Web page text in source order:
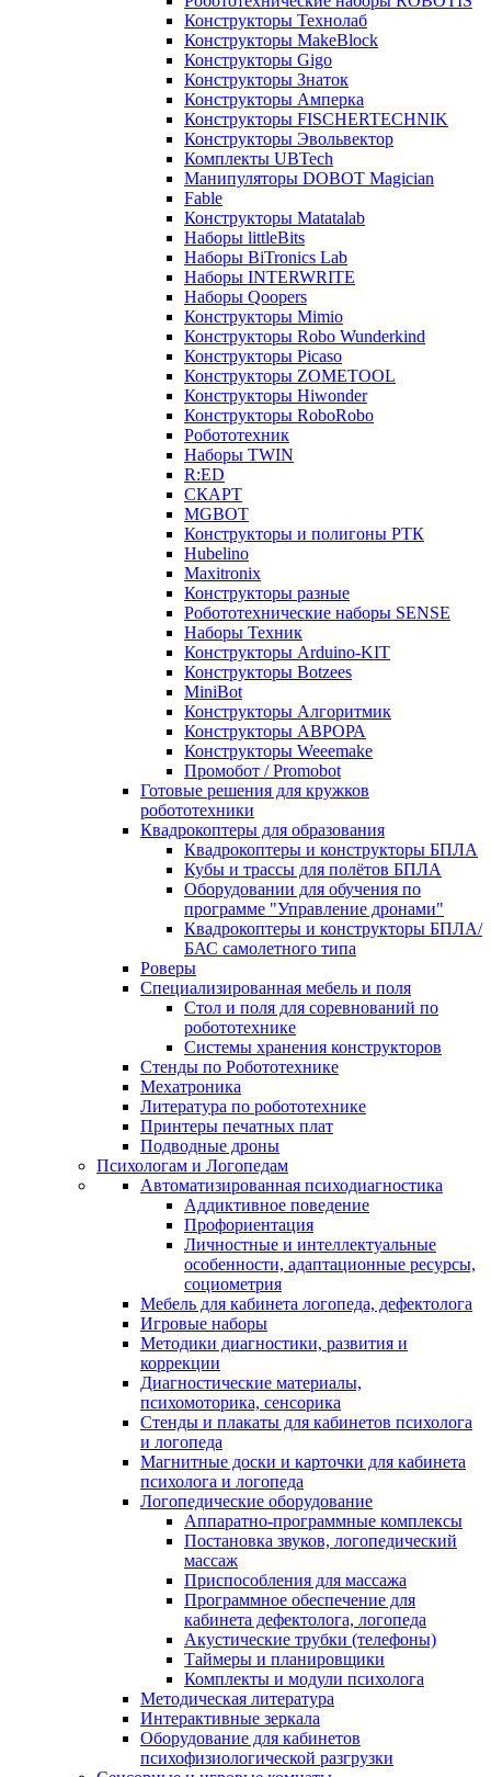
Конструкторы Технолаб
Конструкторы MakeBlock
Конструкторы Gigo
Конструкторы Знаток
Конструкторы Амперка
Конструкторы FISCHERTECHNIK
Конструкторы Эвольвектор
Комплекты UBTech
Манипуляторы DOBOT Magician
Fable
Конструкторы Matatalab
Наборы littleBits
Наборы BiTronics Lab
Наборы INTERWRITE
Наборы Qoopers
Конструкторы Mimio
Конструкторы Robo Wunderkind
Конструкторы Picaso
Конструкторы ZOMETOOL
Конструкторы Hiwonder
Конструкторы RoboRobo
Робототехник
Наборы TWIN
R:ED
СКАРТ
MGBOT
Конструкторы и полигоны РТК
Hubelino
Maxitronix
Конструкторы разные
Робототехнические наборы SENSE
Наборы Техник
Конструкторы Arduino-KIT
Конструкторы Botzees
MiniBot
Конструкторы Алгоритмик
Конструкторы АВРОРА
Конструкторы Weeemake
Промобот / Promobot
Готовые решения для кружков
робототехники
Квадрокоптеры для образования
Квадрокоптеры и конструкторы БПЛА
Кубы и трассы для полётов БПЛА
Оборудовании для обучения по
программе "Управление дронами"
Квадрокоптеры и конструкторы БПЛА/
БАС самолетного типа
Роверы
Специализированная мебель и поля
Стол и поля для соревнований по
робототехнике
Системы хранения конструкторов
Стенды по Робототехнике
Мехатроника
Литература по робототехнике
Принтеры печатных плат
Подводные дроны
Психологам и Логопедам
Автоматизированная психодиагностика
Аддиктивное поведение
Профориентация
Личностные и интеллектуальные
особенности, адаптационные ресурсы,
социометрия
Мебель для кабинета логопеда, дефектолога
Игровые наборы
Методики диагностики, развития и
коррекции
Диагностические материалы,
психомоторика, сенсорика
Стенды и плакаты для кабинетов психолога
и логопеда
Магнитные доски и карточки для кабинета
психолога и логопеда
Логопедические оборудование
Аппаратно-программные комплексы
Постановка звуков, логопедический
массаж
Приспособления для массажа
Программное обеспечение для
кабинета дефектолога, логопеда
Акустические трубки (телефоны)
Таймеры и планировщики
Комплекты и модули психолога
Методическая литература
Интерактивные зеркала
Оборудование для кабинетов
психофизиологической разгрузки